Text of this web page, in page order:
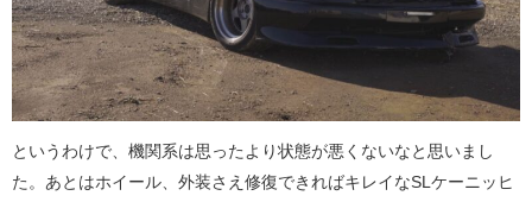
というわけで、機関系は思ったより状態が悪くないなと思いまし
た。あとはホイール、外装さえ修復できればキレイなSLケーニッヒ